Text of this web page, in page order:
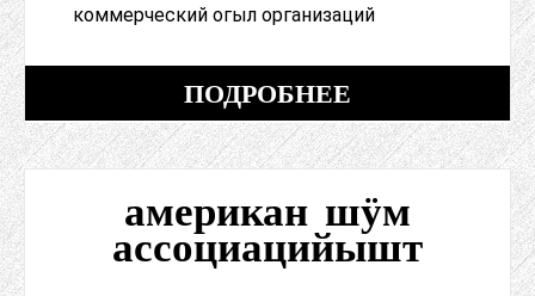
коммерческий огыл организаций
ПОДРОБНЕЕ
американ шӱм
ассоциацийышт